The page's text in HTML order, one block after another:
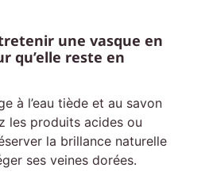
une vasque en
qu’elle reste en
à l’eau tiède et au savon
les produits acides ou
la brillance naturelle
ses veines dorées.